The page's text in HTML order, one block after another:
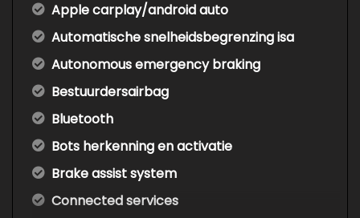
Apple carplay/android auto
Automatische snelheidsbegrenzing isa
Autonomous emergency braking
Bestuurdersairbag
Bluetooth
Bots herkenning en activatie
Brake assist system
Connected services